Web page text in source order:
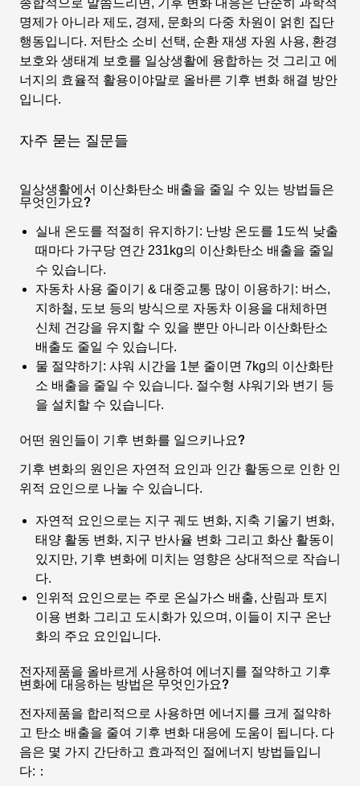
종합적으로 말씀드리면, 기후 변화 대응은 단순히 과학적
명제가 아니라 제도, 경제, 문화의 다중 차원이 얽힌 집단
행동입니다. 저탄소 소비 선택, 순환 재생 자원 사용, 환경
보호와 생태계 보호를 일상생활에 융합하는 것 그리고 에
너지의 효율적 활용이야말로 올바른 기후 변화 해결 방안
입니다.
자주 묻는 질문들
일상생활에서 이산화탄소 배출을 줄일 수 있는 방법들은
무엇인가요?
실내 온도를 적절히 유지하기: 난방 온도를 1도씩 낮출
때마다 가구당 연간 231kg의 이산화탄소 배출을 줄일
수 있습니다.
자동차 사용 줄이기 & 대중교통 많이 이용하기: 버스,
지하철, 도보 등의 방식으로 자동차 이용을 대체하면
신체 건강을 유지할 수 있을 뿐만 아니라 이산화탄소
배출도 줄일 수 있습니다.
물 절약하기: 샤워 시간을 1분 줄이면 7kg의 이산화탄
소 배출을 줄일 수 있습니다. 절수형 샤워기와 변기 등
을 설치할 수 있습니다.
어떤 원인들이 기후 변화를 일으키나요?
기후 변화의 원인은 자연적 요인과 인간 활동으로 인한 인
위적 요인으로 나눌 수 있습니다.
자연적 요인으로는 지구 궤도 변화, 지축 기울기 변화,
태양 활동 변화, 지구 반사율 변화 그리고 화산 활동이
있지만, 기후 변화에 미치는 영향은 상대적으로 작습니
다.
인위적 요인으로는 주로 온실가스 배출, 산림과 토지
이용 변화 그리고 도시화가 있으며, 이들이 지구 온난
화의 주요 요인입니다.
전자제품을 올바르게 사용하여 에너지를 절약하고 기후
변화에 대응하는 방법은 무엇인가요?
전자제품을 합리적으로 사용하면 에너지를 크게 절약하
고 탄소 배출을 줄여 기후 변화 대응에 도움이 됩니다. 다
음은 몇 가지 간단하고 효과적인 절에너지 방법들입니
다:：